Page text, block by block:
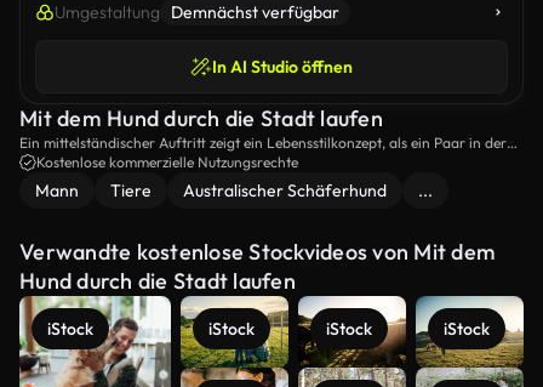
Umgestaltung Demnächst verfügbar
In AI Studio öffnen
Mit dem Hund durch die Stadt laufen
Ein mittelständischer Auftritt zeigt ein Lebensstilkonzept, als ein Paar in der
Stadt mit ihrem australischen Hirten auf einer Leine spaziert.
Kostenlose kommerzielle Nutzungsrechte
Mann Tiere Australischer Schäferhund ...
Verwandte kostenlose Stockvideos von Mit dem
Hund durch die Stadt laufen
iStock iStock iStock iStock